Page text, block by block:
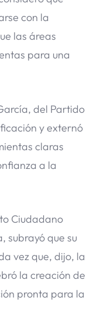
con la
las áreas
para una
del Partido
y externó
claras
a la
Ciudadano
subrayó que su
vez que, dijo, la
la creación de
pronta para la